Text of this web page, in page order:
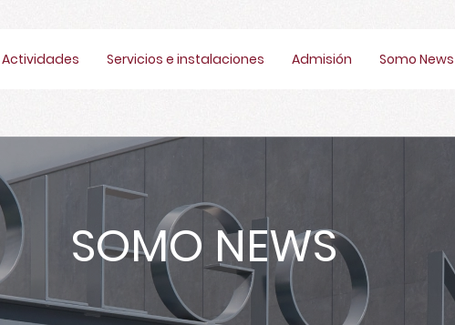
Actividades Servicios e instalaciones Admisión Somo News
SOMO NEWS